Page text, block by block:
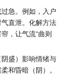
急。例如，入户
直泄。化解方法
，让气流“曲则
阴盛）影响情绪与
和昏暗（阴）。